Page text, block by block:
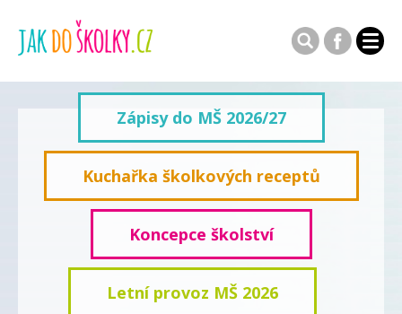
Zápisy do MŠ 2026/27
Kuchařka školkových receptů
Koncepce školství
Letní provoz MŠ 2026